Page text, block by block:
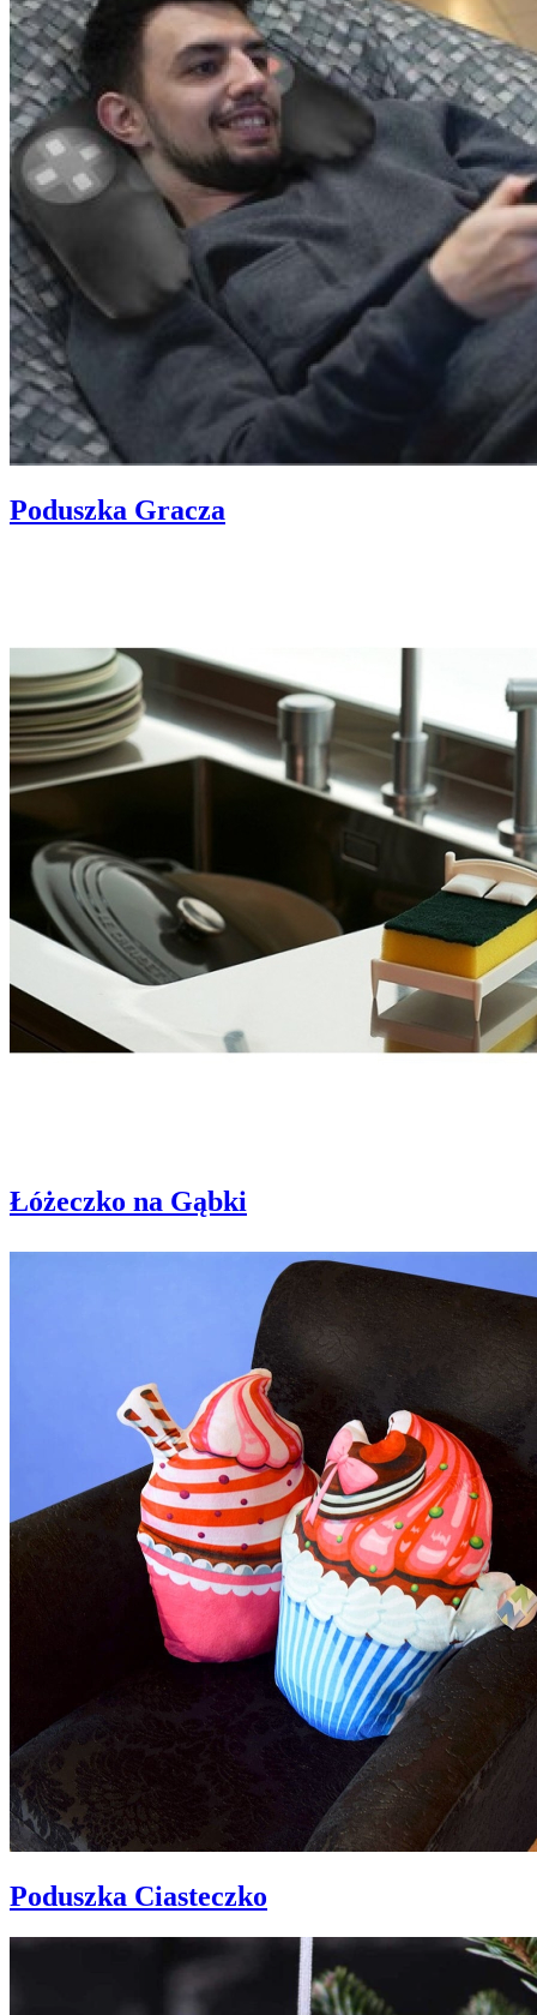
Poduszka Gracza
Łóżeczko na Gąbki
Poduszka Ciasteczko